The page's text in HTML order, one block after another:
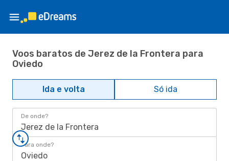
Voos baratos de Jerez de la Frontera para
Oviedo
Ida e volta Só ida
De onde?
Jerez de la Frontera
Para onde?
Oviedo